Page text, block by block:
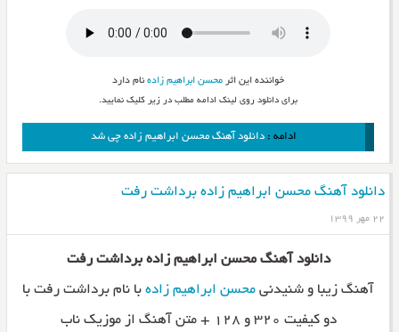
خواننده این اثر محسن ابراهیم زادهنام دارد
برای دانلود روی لینک ادامه مطلب در زیر کلیک نمایید.
ادامه : دانلود آهنگ محسن ابراهیم زاده چی شد
دانلود آهنگ محسن ابراهیم زاده برداشت رفت
۲۲ مهر ۱۳۹۹
دانلود آهنگ محسن ابراهیم زاده برداشت رفت
آهنگ زیبا و شنیدنی محسن ابراهیم زادهبا نام برداشت رفت با
دو کیفیت ۳۲۰ و ۱۲۸ + متن آهنگ از موزیک ناب